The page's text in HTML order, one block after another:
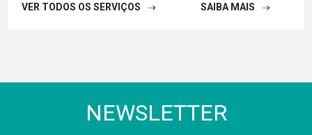
VER TODOS OS SERVIÇOS SAIBA MAIS
NEWSLETTER